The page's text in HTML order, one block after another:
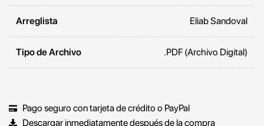
Arreglista Eliab Sandoval
Tipo de Archivo .PDF (Archivo Digital)
Pago seguro con tarjeta de crédito o PayPal
Descargar inmediatamente después de la compra